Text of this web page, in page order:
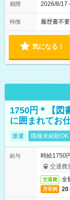
期間 2026/8/
特徴 履歴書不要
気になる！
1750円＊【図
に囲まれてお
派遣 職種未経験OK
給与
時給1750
交通費
交通費 全
月収例 20